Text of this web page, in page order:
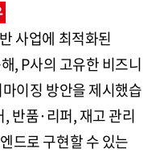
사업에 최적화된
, P사의 고유한 비즈니
이징 방안을 제시했습
반품·리퍼, 재고 관리
드로 구현할 수 있는